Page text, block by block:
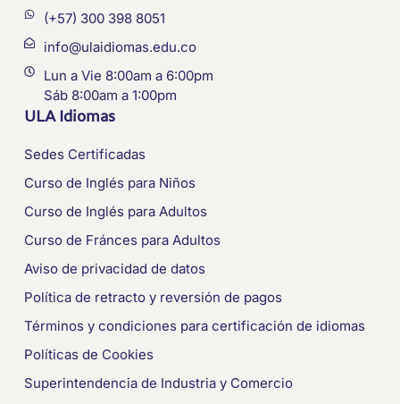
(+57) 300 398 8051
info@ulaidiomas.edu.co
Lun a Vie 8:00am a 6:00pm
Sáb 8:00am a 1:00pm
ULA Idiomas
Sedes Certificadas
Curso de Inglés para Niños
Curso de Inglés para Adultos
Curso de Fránces para Adultos
Aviso de privacidad de datos
Política de retracto y reversión de pagos
Términos y condiciones para certificación de idiomas
Políticas de Cookies
Superintendencia de Industria y Comercio